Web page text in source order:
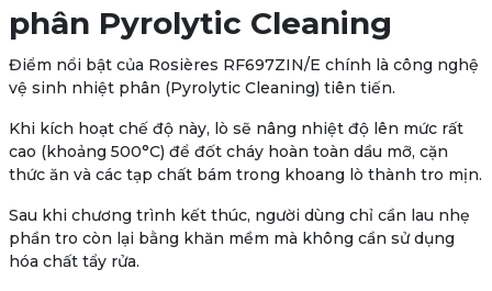
phân Pyrolytic Cleaning
Điểm nổi bật của Rosières RF697ZIN/E chính là công nghệ
vệ sinh nhiệt phân (Pyrolytic Cleaning) tiên tiến.
Khi kích hoạt chế độ này, lò sẽ nâng nhiệt độ lên mức rất
cao (khoảng 500°C) để đốt cháy hoàn toàn dầu mỡ, cặn
thức ăn và các tạp chất bám trong khoang lò thành tro mịn.
Sau khi chương trình kết thúc, người dùng chỉ cần lau nhẹ
phần tro còn lại bằng khăn mềm mà không cần sử dụng
hóa chất tẩy rửa.